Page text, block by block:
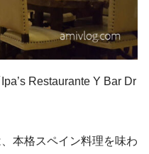
Restaurante Y Bar Dr
本格スペイン料理を味わ